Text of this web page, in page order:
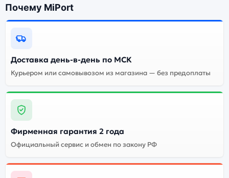
Почему MiPort
Доставка день-в-день по МСК
Курьером или самовывозом из магазина — без предоплаты
Фирменная гарантия 2 года
Официальный сервис и обмен по закону РФ